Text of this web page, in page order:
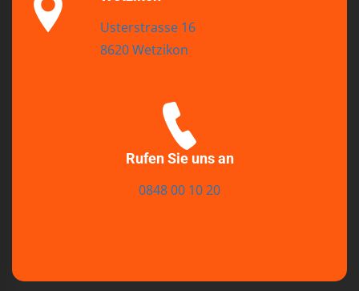
Usterstrasse 16
8620 Wetzikon
Rufen Sie uns an
0848 00 10 20